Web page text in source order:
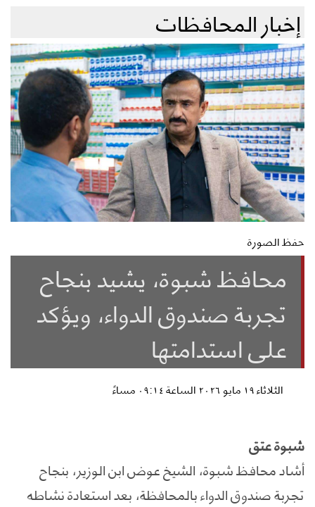
إخبار المحافظات
حفظ الصورة
محافظ شبوة، يشيد بنجاح
تجربة صندوق الدواء، ويؤكد
على استدامتها
الثلاثاء ١٩ مايو ٢٠٢٦ الساعة ٠٩:١٤ مساءً
شبوة عتق
أشاد محافظ شبوة، الشيخ عوض ابن الوزير، بنجاح
تجربة صندوق الدواء بالمحافظة، بعد استعادة نشاطه